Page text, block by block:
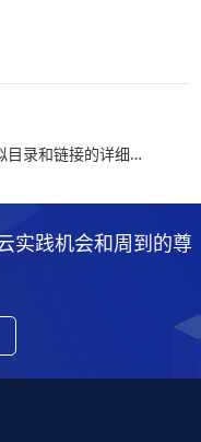
下一篇：了解在国内FTP服务器上实现虚拟目录和链接的详细指南
实践机会和周到的尊